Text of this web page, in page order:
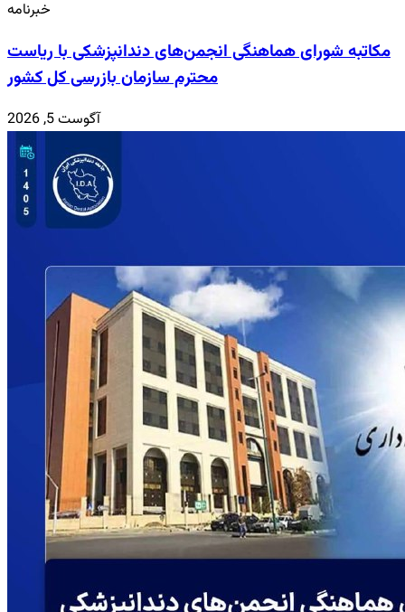
خبرنامه
مکاتبه شورای هماهنگی انجمن‌های دندانپزشکی با ریاست
محترم سازمان بازرسی کل کشور
آگوست 5, 2026